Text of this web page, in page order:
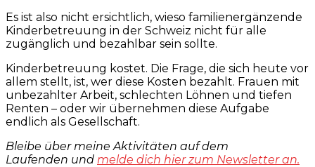
Es ist also nicht ersichtlich, wieso familienergänzende
Kinderbetreuung in der Schweiz nicht für alle
zugänglich und bezahlbar sein sollte.
Kinderbetreuung kostet. Die Frage, die sich heute vor
allem stellt, ist, wer diese Kosten bezahlt. Frauen mit
unbezahlter Arbeit, schlechten Löhnen und tiefen
Renten – oder wir übernehmen diese Aufgabe
endlich als Gesellschaft.
Bleibe über meine Aktivitäten auf dem
Laufenden und melde dich hier zum Newsletter an.